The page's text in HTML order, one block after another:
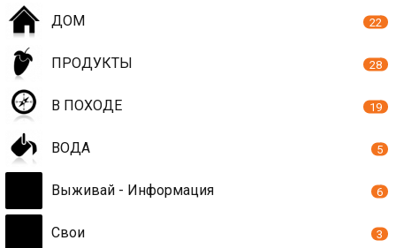
ДОМ 22
ПРОДУКТЫ 28
В ПОХОДЕ 19
ВОДА 5
Выживай - Информация 6
Свои 3